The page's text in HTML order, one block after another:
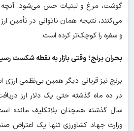
گوشت، مرغ و لبنیات حس می‌شود. آنچه
می‌کنند، نتیجه همان ناتوانی در تأمین
و سفره را کوچک‌تر کرده است.
بحران برنج؛ وقتی بازار به نقطه شکست
برنج نیز قربانی دیگر همین بی‌نظمی ارزی
در ده ماه گذشته حتی یک دلار ارز
سال گذشته همچنان بلاتکلیف مانده
وزارت جهاد کشاورزی تنها یک اعتراض